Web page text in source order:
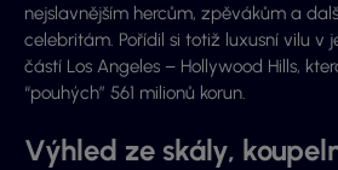
nejslavnějším hercům, zpěvákům a
celebritám. Pořídil si totiž luxusní vilu v
částí Los Angeles – Hollywood Hills,
“pouhých” 561 milionů korun.
Výhled ze skály,